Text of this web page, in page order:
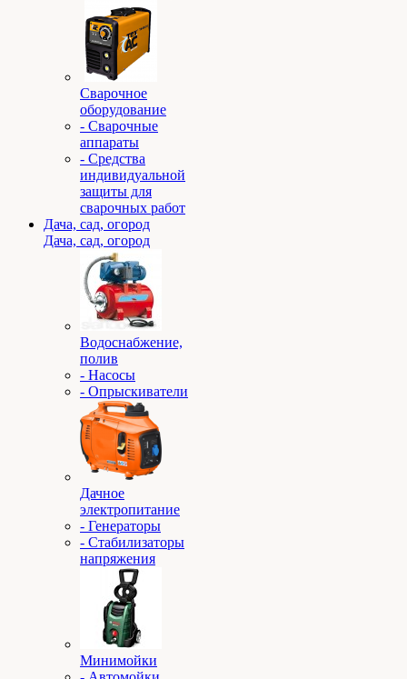
Сварочное
оборудование
- Сварочные
аппараты
- Средства
индивидуальной
защиты для
сварочных работ
Дача, сад, огород
Дача, сад, огород
Водоснабжение,
полив
- Насосы
- Опрыскиватели
Дачное
электропитание
- Генераторы
- Стабилизаторы
напряжения
Минимойки